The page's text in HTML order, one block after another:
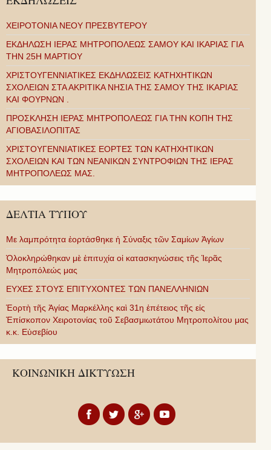
ΧΕΙΡΟΤΟΝΙΑ ΝΕΟΥ ΠΡΕΣΒΥΤΕΡΟΥ
ΕΚΔΗΛΩΣΗ ΙΕΡΑΣ ΜΗΤΡΟΠΟΛΕΩΣ ΣΑΜΟΥ ΚΑΙ ΙΚΑΡΙΑΣ ΓΙΑ
ΤΗΝ 25Η ΜΑΡΤΙΟΥ
ΧΡΙΣΤΟΥΓΕΝΝΙΑΤΙΚΕΣ ΕΚΔΗΛΩΣΕΙΣ ΚΑΤΗΧΗΤΙΚΩΝ
ΣΧΟΛΕΙΩΝ ΣΤΑ ΑΚΡΙΤΙΚΑ ΝΗΣΙΑ ΤΗΣ ΣΑΜΟΥ ΤΗΣ ΙΚΑΡΙΑΣ
ΚΑΙ ΦΟΥΡΝΩΝ .
ΠΡΟΣΚΛΗΣΗ ΙΕΡΑΣ ΜΗΤΡΟΠΟΛΕΩΣ ΓΙΑ ΤΗΝ ΚΟΠΗ ΤΗΣ
ΑΓΙΟΒΑΣΙΛΟΠΙΤΑΣ
ΧΡΙΣΤΟΥΓΕΝΝΙΑΤΙΚΕΣ ΕΟΡΤΕΣ ΤΩΝ ΚΑΤΗΧΗΤΙΚΩΝ
ΣΧΟΛΕΙΩΝ ΚΑΙ ΤΩΝ ΝΕΑΝΙΚΩΝ ΣΥΝΤΡΟΦΙΩΝ ΤΗΣ ΙΕΡΑΣ
ΜΗΤΡΟΠΟΛΕΩΣ ΜΑΣ.
ΔΕΛΤΙΑ ΤΥΠΟΥ
Με λαμπρότητα ἑορτάσθηκε ἡ Σύναξις τῶν Σαμίων Ἁγίων
Ὁλοκληρώθηκαν μὲ ἐπιτυχία οἱ κατασκηνώσεις τῆς Ἱερᾶς
Μητροπόλεώς μας
ΕΥΧΕΣ ΣΤΟΥΣ ΕΠΙΤΥΧΟΝΤΕΣ ΤΩΝ ΠΑΝΕΛΛΗΝΙΩΝ
Ἑορτὴ τῆς Ἁγίας Μαρκέλλης καὶ 31η ἐπέτειος τῆς εἰς
Ἐπίσκοπον Χειροτονίας τοῦ Σεβασμιωτάτου Μητροπολίτου μας
κ.κ. Εὐσεβίου
ΚΟΙΝΩΝΙΚΗ ΔΙΚΤΥΩΣΗ